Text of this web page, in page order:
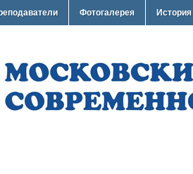
Фотогалерея История